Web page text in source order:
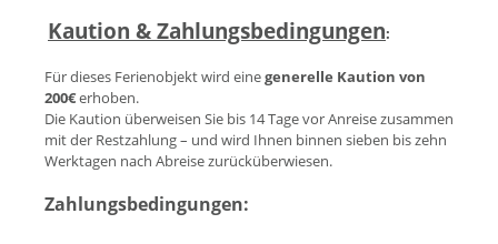
Kaution & Zahlungsbedingungen:
Für dieses Ferienobjekt wird einegenerelle Kaution von
200€erhoben.
Die Kaution überweisen Sie bis 14 Tage vor Anreise zusammen
mit der Restzahlung – und wird Ihnen binnen sieben bis zehn
Werktagen nach Abreise zurücküberwiesen.
Zahlungsbedingungen: